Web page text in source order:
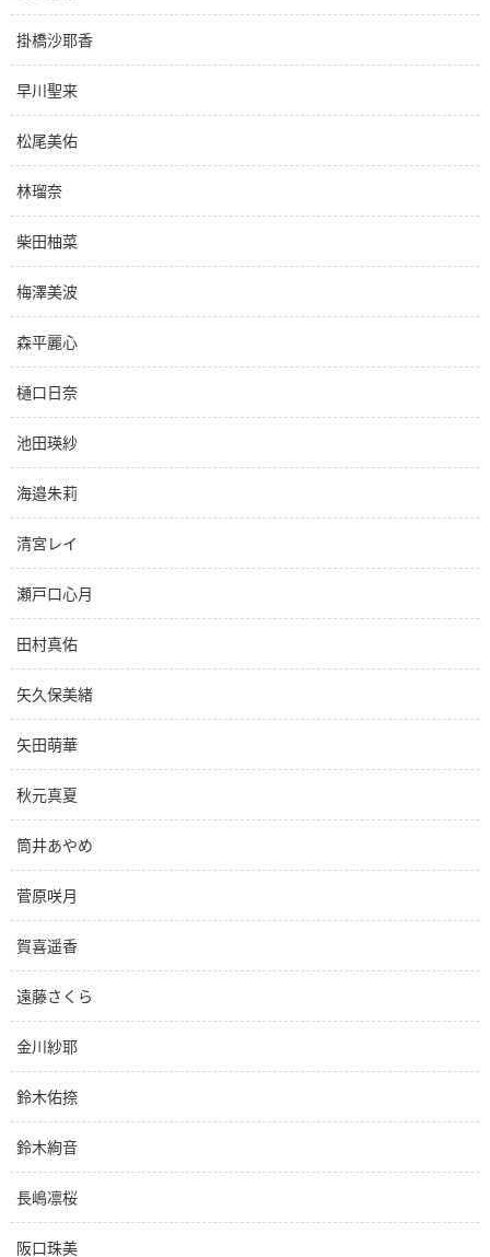
掛橋沙耶香
早川聖来
松尾美佑
林瑠奈
柴田柚菜
梅澤美波
森平麗心
樋口日奈
池田瑛紗
海邉朱莉
清宮レイ
瀬戸口心月
田村真佑
矢久保美緒
矢田萌華
秋元真夏
筒井あやめ
菅原咲月
賀喜遥香
遠藤さくら
金川紗耶
鈴木佑捺
鈴木絢音
長嶋凛桜
阪口珠美